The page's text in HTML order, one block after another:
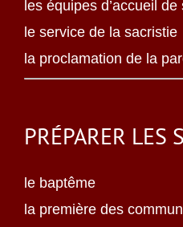
les équipes d’accueil
le service de la sacristie
la proclamation de la
PRÉPARER LES
le baptême
la première des